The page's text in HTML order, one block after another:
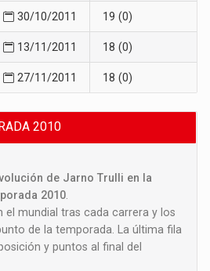
30/10/2011 19 (0)
13/11/2011 18 (0)
27/11/2011 18 (0)
2010
de Jarno Trulli en la
2010
el mundial tras cada carrera y los
de la temporada. La última fila
y puntos al final del